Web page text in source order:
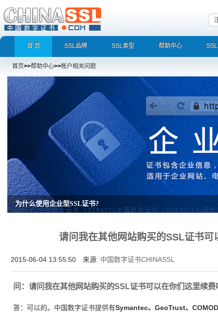
首 页 SSL品牌 SSL类型 帮助中心
首页>>帮助中心>>帐户相关问题
为什么使用企业型SSL证书?
请问我在其他网站购买的SSL证书可
2015-06-04 13:55:50 来源: 中国数字证书CHINASSL
问：请问我在其他网站购买的SSL证书可以在你们这里续费
答：可以的。中国数字证书提供有Symantec、GeoTrust、